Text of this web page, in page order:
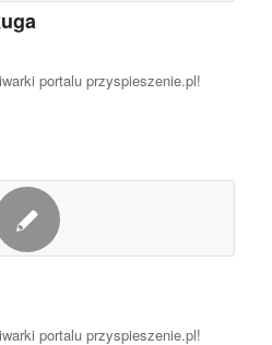
portalu przyspieszenie.pl!
portalu przyspieszenie.pl!